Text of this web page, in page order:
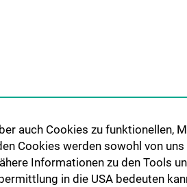
auch Cookies zu funktionellen,
Cookies werden sowohl von uns
Informationen zu den Tools
in die USA bedeuten